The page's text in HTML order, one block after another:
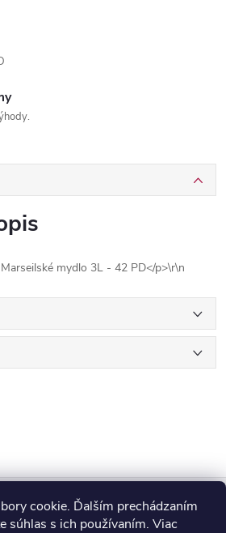
cookie. Ďalším prechádzaním
súhlas s ich používaním. Viac
mydlo 3L - 42 PD</p>\r\n